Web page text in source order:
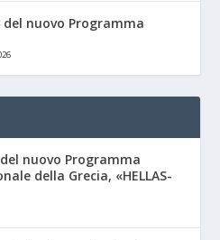
del nuovo Programma
nuovo Programma
della Grecia, «HELLAS-